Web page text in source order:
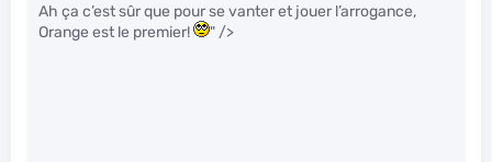
Ah ça c’est sûr que pour se vanter et jouer l’arrogance,
Orange est le premier!
" />